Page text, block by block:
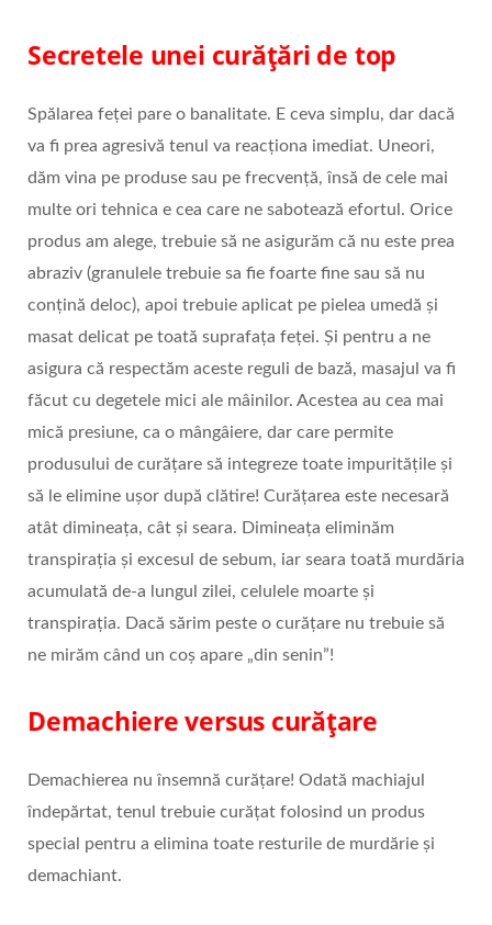
Secretele unei curățări de top
Spălarea feței pare o banalitate. E ceva simplu, dar dacă
va fi prea agresivă tenul va reacționa imediat. Uneori,
dăm vina pe produse sau pe frecvență, însă de cele mai
multe ori tehnica e cea care ne sabotează efortul. Orice
produs am alege, trebuie să ne asigurăm că nu este prea
abraziv (granulele trebuie sa fie foarte fine sau să nu
conțină deloc), apoi trebuie aplicat pe pielea umedă și
masat delicat pe toată suprafața feței. Și pentru a ne
asigura că respectăm aceste reguli de bază, masajul va fi
făcut cu degetele mici ale mâinilor. Acestea au cea mai
mică presiune, ca o mângâiere, dar care permite
produsului de curățare să integreze toate impuritățile și
să le elimine ușor după clătire! Curățarea este necesară
atât dimineața, cât și seara. Dimineața eliminăm
transpirația și excesul de sebum, iar seara toată murdăria
acumulată de-a lungul zilei, celulele moarte și
transpirația. Dacă sărim peste o curățare nu trebuie să
ne mirăm când un coș apare „din senin”!
Demachiere versus curățare
Demachierea nu însemnă curățare! Odată machiajul
îndepărtat, tenul trebuie curățat folosind un produs
special pentru a elimina toate resturile de murdărie și
demachiant.